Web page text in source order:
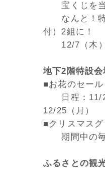
宝くじを当
なんと！特
付）2組に！
12/7（木）
地下2階特設
■お花のセール
日程：11/27
12/25（月）
■クリスマス
期間中の毎
ふるさとの観